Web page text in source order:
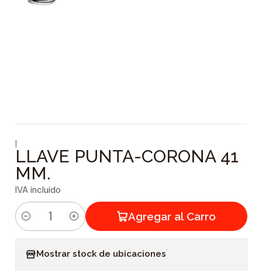
|
LLAVE PUNTA-CORONA 41
MM.
IVA incluido
C
Agregar al Carro
Mostrar stock de ubicaciones